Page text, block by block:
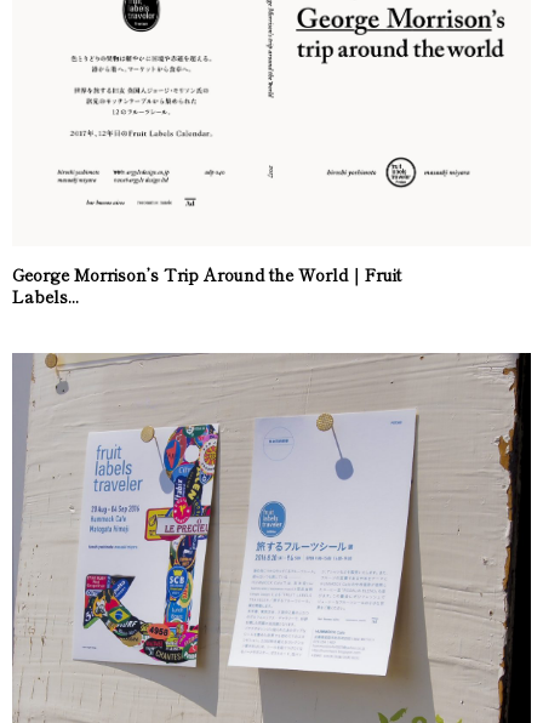
George Morrison’s Trip Around the World｜Fruit
Labels...